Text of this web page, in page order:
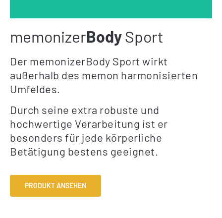
memonizerBodySport
Der memonizerBody Sport wirkt
außerhalb des memon harmonisierten
Umfeldes.
Durch seine extra robuste und
hochwertige Verarbeitung ist er
besonders für jede körperliche
Betätigung bestens geeignet.
PRODUKT ANSEHEN